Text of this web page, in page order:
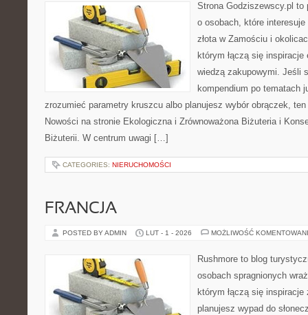
Strona Godziszewscy.pl to
o osobach, które
złota w Zamościu i
którym łączą się
wiedzą zakupowymi. Jeśli
kompendium po tematach
zrozumieć parametry kruszcu albo planujesz wybór obrączek,
Nowości na stronie Ekologiczna i Zrównoważona Biżuteria i
Biżuterii. W centrum uwagi […]
CATEGORIES: NIERUCHOMOŚCI
FRANCJA
POSTED BY ADMIN LUT - 1 - 2026 MOŻLIWOŚĆ
Rushmore to blog
osobach spragnionych
którym łączą się
planujesz wypad do